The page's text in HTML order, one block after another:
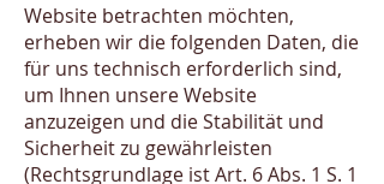
Website betrachten möchten,
erheben wir die folgenden Daten, die
für uns technisch erforderlich sind,
um Ihnen unsere Website
anzuzeigen und die Stabilität und
Sicherheit zu gewährleisten
(Rechtsgrundlage ist Art. 6 Abs. 1 S. 1